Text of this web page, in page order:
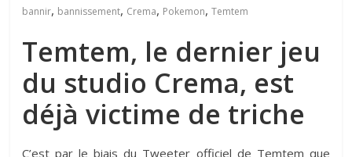
bannir, bannissement, Crema, Pokemon,Temtem
Temtem, le dernier jeu
du studio Crema, est
déjà victime de triche
C’est par le biais du Tweeter officiel de Temtem que